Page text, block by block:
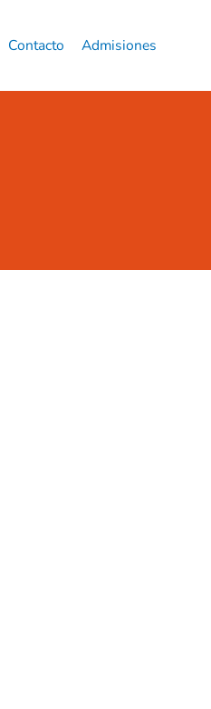
Contacto Admisiones